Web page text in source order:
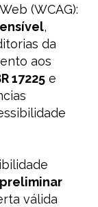
Web (WCAG):
,
da
aos
17225 e
válida